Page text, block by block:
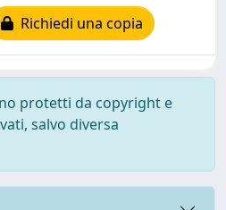
Richiedi una copia
protetti da copyright e
salvo diversa